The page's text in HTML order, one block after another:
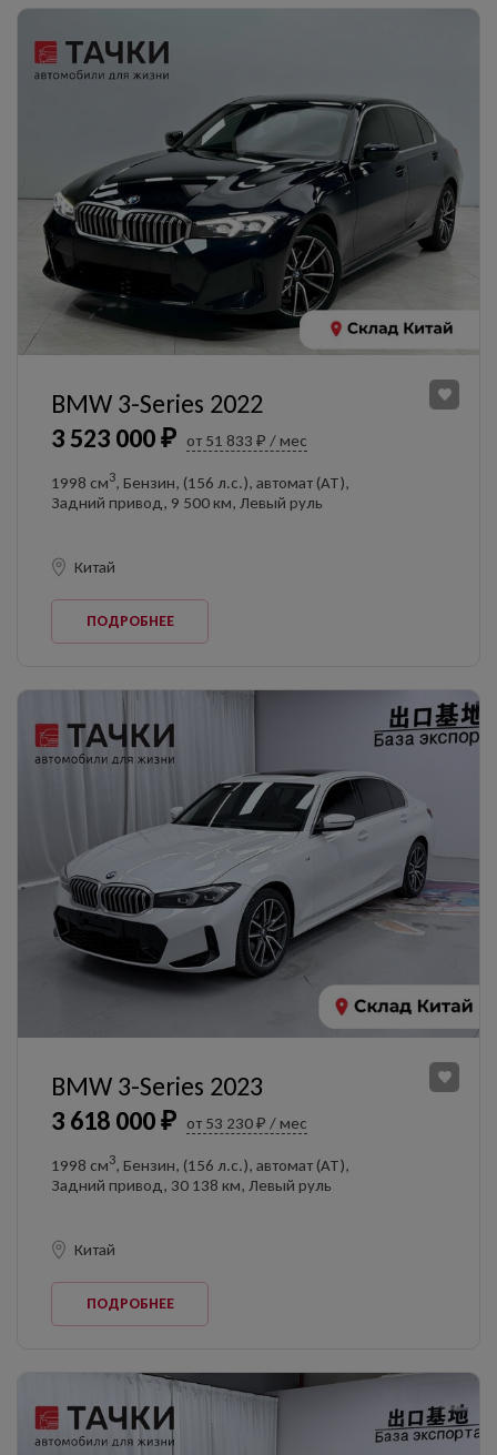
3 523 000 ₽ от 51 833 ₽ / мес
BMW 3-Series 2022
1998 см3, Бензин, (156 л.с.), автомат (AT),
Задний привод, 9 500 км, Левый руль
Китай
ПОДРОБНЕЕ
3 618 000 ₽ от 53 230 ₽ / мес
BMW 3-Series 2023
1998 см3, Бензин, (156 л.с.), автомат (AT),
Задний привод, 30 138 км, Левый руль
Китай
ПОДРОБНЕЕ